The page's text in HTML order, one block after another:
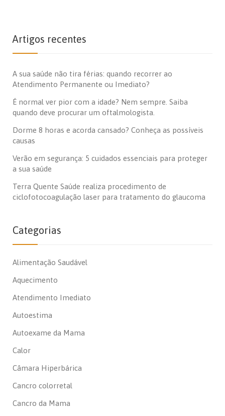
Artigos recentes
A sua saúde não tira férias: quando recorrer ao
Atendimento Permanente ou Imediato?
É normal ver pior com a idade? Nem sempre. Saiba
quando deve procurar um oftalmologista.
Dorme 8 horas e acorda cansado? Conheça as possíveis
causas
Verão em segurança: 5 cuidados essenciais para proteger
a sua saúde
Terra Quente Saúde realiza procedimento de
ciclofotocoagulação laser para tratamento do glaucoma
Categorias
Alimentação Saudável
Aquecimento
Atendimento Imediato
Autoestima
Autoexame da Mama
Calor
Câmara Hiperbárica
Cancro colorretal
Cancro da Mama